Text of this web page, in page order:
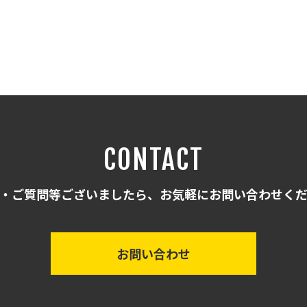
CONTACT
ご質問等ございましたら、お気軽にお問い合わせく
お問い合わせ